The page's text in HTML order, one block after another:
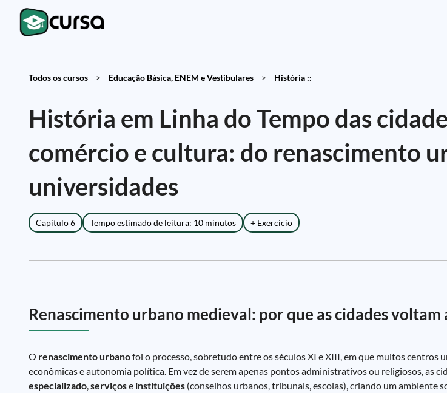
Todos os cursos > Educação Básica, ENEM e Vestibulares > História ::
História em Linha do Tempo das
comércio e cultura: do renascimento
universidades
Capítulo 6 Tempo estimado de leitura: 10 minutos + Exercício
Renascimento urbano medieval: por que as cidades voltam
O renascimento urbanofoi o processo, sobretudo entre os séculos XI e XIII, em que muitos centros
econômicas e autonomia política. Em vez de serem apenas pontos administrativos ou religiosos, as
especializado,serviçose instituições (conselhos urbanos, tribunais, escolas), criando um ambiente